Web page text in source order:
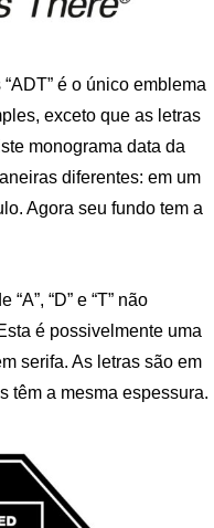
é o único emblema
exceto que as letras
monograma data da
diferentes: em um
Agora seu fundo tem a
“D” e “T” não
é possivelmente uma
serifa. As letras são em
têm a mesma espessura.